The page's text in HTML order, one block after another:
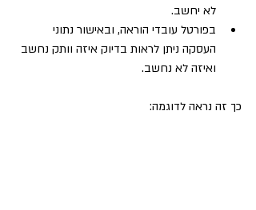
לא יחשב.
בפורטל עובדי הוראה, ובאישור נתוני
העסקה ניתן לראות בדיוק איזה וותק נחשב
ואיזה לא נחשב.
כך זה נראה לדוגמה: